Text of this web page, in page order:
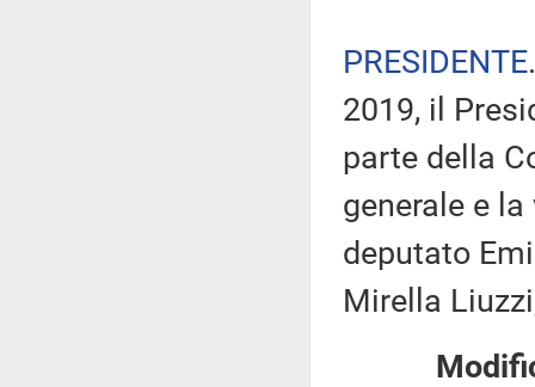
PRESIDENTE
2019, il
parte della
generale e
deputato
Mirella